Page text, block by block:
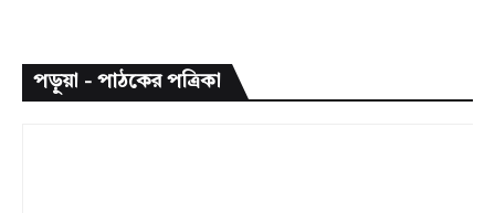
পড়ুয়া - পাঠকের পত্রিকা